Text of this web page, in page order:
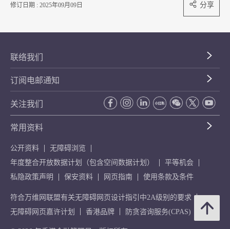
修订日期 : 2025年09月09日 分享
联络我们
订阅电邮通知
关注我们
常用资料
公开资料
无障碍浏览
年度整合开放数据计划（包含空间数据计划）
平等机会
私隐政策声明
保安资料 网页指南 使用条款及条件
符合万维网联盟有关无障碍网页设计指引中2A级别的要求
无障碍网页嘉许计划
香港品牌 防贪咨询服务(CPAS)